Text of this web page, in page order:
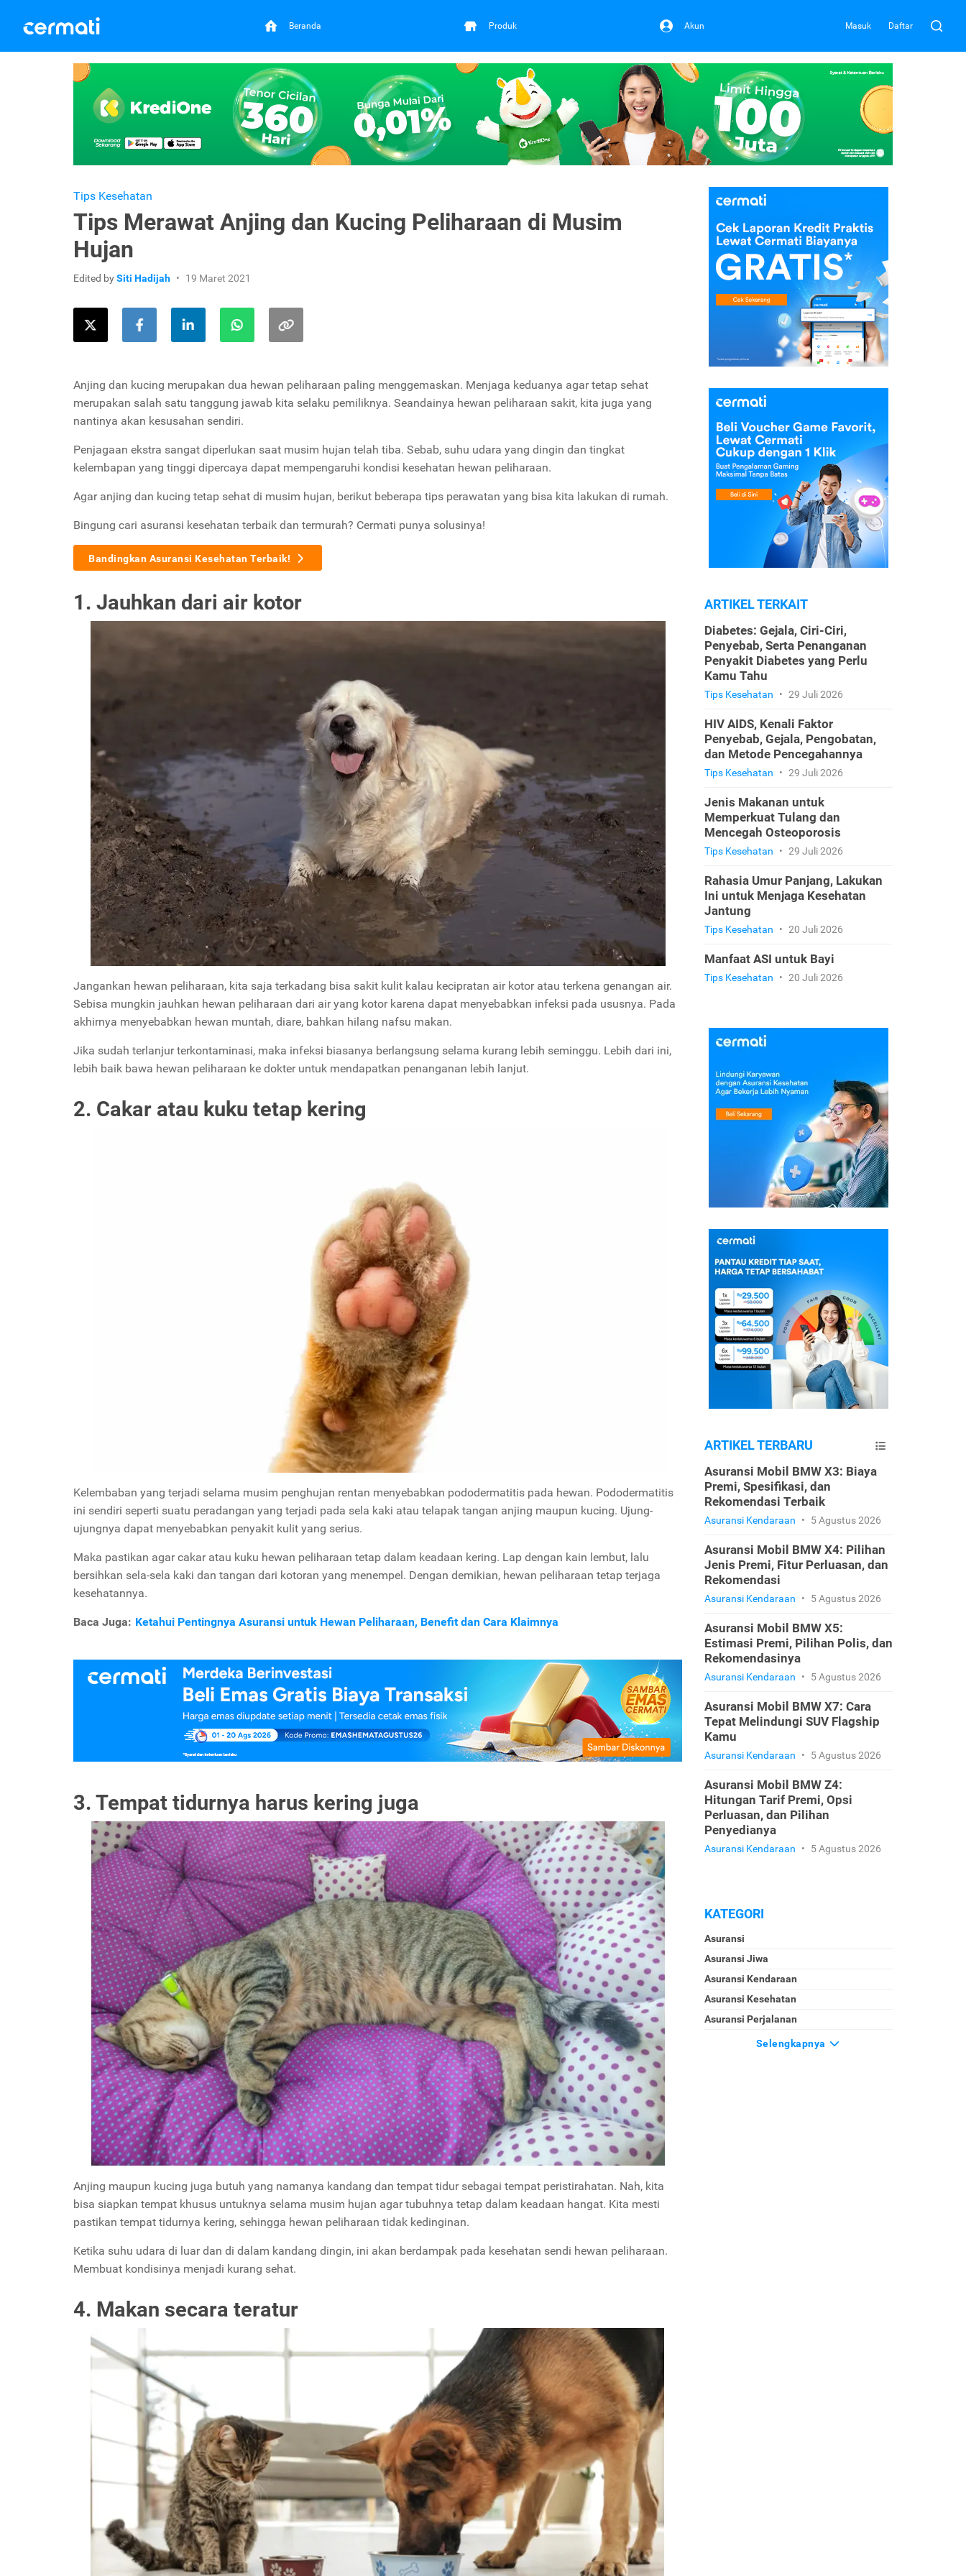
Beranda Produk Akun Masuk Daftar
Tips Kesehatan
Tips Merawat Anjing dan Kucing Peliharaan di Musim
Hujan
Edited bySiti Hadijah 19 Maret 2021
Anjing dan kucing merupakan dua hewan peliharaan paling menggemaskan. Menjaga keduanya agar tetap sehat
merupakan salah satu tanggung jawab kita selaku pemiliknya. Seandainya hewan peliharaan sakit, kita juga yang
nantinya akan kesusahan sendiri.
Penjagaan ekstra sangat diperlukan saat musim hujan telah tiba. Sebab, suhu udara yang dingin dan tingkat
kelembapan yang tinggi dipercaya dapat mempengaruhi kondisi kesehatan hewan peliharaan.
Agar anjing dan kucing tetap sehat di musim hujan, berikut beberapa tips perawatan yang bisa kita lakukan di rumah.
Bingung cari asuransi kesehatan terbaik dan termurah? Cermati punya solusinya!
Bandingkan Asuransi Kesehatan Terbaik!
1. Jauhkan dari air kotor
Jangankan hewan peliharaan, kita saja terkadang bisa sakit kulit kalau kecipratan air kotor atau terkena genangan air.
Sebisa mungkin jauhkan hewan peliharaan dari air yang kotor karena dapat menyebabkan infeksi pada ususnya. Pada
akhirnya menyebabkan hewan muntah, diare, bahkan hilang nafsu makan.
Jika sudah terlanjur terkontaminasi, maka infeksi biasanya berlangsung selama kurang lebih seminggu. Lebih dari ini,
lebih baik bawa hewan peliharaan ke dokter untuk mendapatkan penanganan lebih lanjut.
2. Cakar atau kuku tetap kering
Kelembaban yang terjadi selama musim penghujan rentan menyebabkan pododermatitis pada hewan. Pododermatitis
ini sendiri seperti suatu peradangan yang terjadi pada sela kaki atau telapak tangan anjing maupun kucing. Ujung-
ujungnya dapat menyebabkan penyakit kulit yang serius.
Maka pastikan agar cakar atau kuku hewan peliharaan tetap dalam keadaan kering. Lap dengan kain lembut, lalu
bersihkan sela-sela kaki dan tangan dari kotoran yang menempel. Dengan demikian, hewan peliharaan tetap terjaga
kesehatannya.
Baca Juga: Ketahui Pentingnya Asuransi untuk Hewan Peliharaan, Benefit dan Cara Klaimnya
3. Tempat tidurnya harus kering juga
Anjing maupun kucing juga butuh yang namanya kandang dan tempat tidur sebagai tempat peristirahatan. Nah, kita
bisa siapkan tempat khusus untuknya selama musim hujan agar tubuhnya tetap dalam keadaan hangat. Kita mesti
pastikan tempat tidurnya kering, sehingga hewan peliharaan tidak kedinginan.
Ketika suhu udara di luar dan di dalam kandang dingin, ini akan berdampak pada kesehatan sendi hewan peliharaan.
Membuat kondisinya menjadi kurang sehat.
4. Makan secara teratur
ARTIKEL TERKAIT
Diabetes: Gejala, Ciri-Ciri,
Penyebab, Serta Penanganan
Penyakit Diabetes yang Perlu
Kamu Tahu
Tips Kesehatan • 29 Juli 2026
HIV AIDS, Kenali Faktor
Penyebab, Gejala, Pengobatan,
dan Metode Pencegahannya
Tips Kesehatan • 29 Juli 2026
Jenis Makanan untuk
Memperkuat Tulang dan
Mencegah Osteoporosis
Tips Kesehatan • 29 Juli 2026
Rahasia Umur Panjang, Lakukan
Ini untuk Menjaga Kesehatan
Jantung
Tips Kesehatan • 20 Juli 2026
Manfaat ASI untuk Bayi
Tips Kesehatan • 20 Juli 2026
ARTIKEL TERBARU
Asuransi Mobil BMW X3: Biaya
Premi, Spesifikasi, dan
Rekomendasi Terbaik
Asuransi Kendaraan • 5 Agustus 2026
Asuransi Mobil BMW X4: Pilihan
Jenis Premi, Fitur Perluasan, dan
Rekomendasi
Asuransi Kendaraan • 5 Agustus 2026
Asuransi Mobil BMW X5:
Estimasi Premi, Pilihan Polis, dan
Rekomendasinya
Asuransi Kendaraan • 5 Agustus 2026
Asuransi Mobil BMW X7: Cara
Tepat Melindungi SUV Flagship
Kamu
Asuransi Kendaraan • 5 Agustus 2026
Asuransi Mobil BMW Z4:
Hitungan Tarif Premi, Opsi
Perluasan, dan Pilihan
Penyedianya
Asuransi Kendaraan • 5 Agustus 2026
KATEGORI
Asuransi
Asuransi Jiwa
Asuransi Kendaraan
Asuransi Kesehatan
Asuransi Perjalanan
Selengkapnya